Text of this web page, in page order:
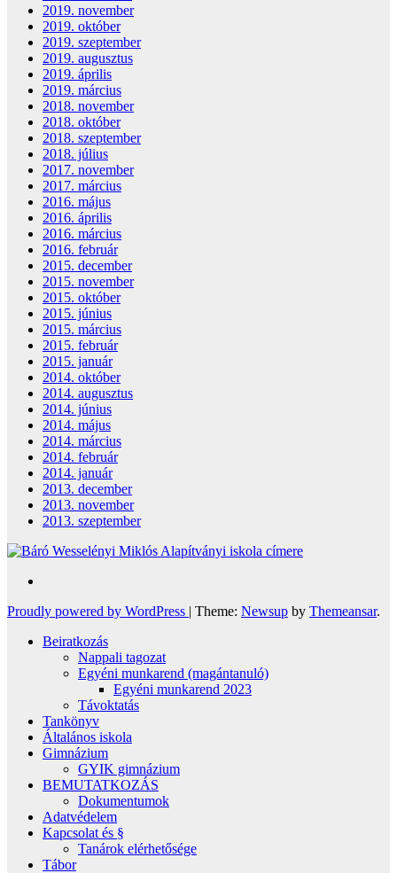
2019. november
2019. október
2019. szeptember
2019. augusztus
2019. április
2019. március
2018. november
2018. október
2018. szeptember
2018. július
2017. november
2017. március
2016. május
2016. április
2016. március
2016. február
2015. december
2015. november
2015. október
2015. június
2015. március
2015. február
2015. január
2014. október
2014. augusztus
2014. június
2014. május
2014. március
2014. február
2014. január
2013. december
2013. november
2013. szeptember
Proudly powered by WordPress | Theme: Newsup by Themeansar.
Beiratkozás
Nappali tagozat
Egyéni munkarend (magántanuló)
Egyéni munkarend 2023
Távoktatás
Tankönyv
Általános iskola
Gimnázium
GYIK gimnázium
BEMUTATKOZÁS
Dokumentumok
Adatvédelem
Kapcsolat és §
Tanárok elérhetősége
Tábor